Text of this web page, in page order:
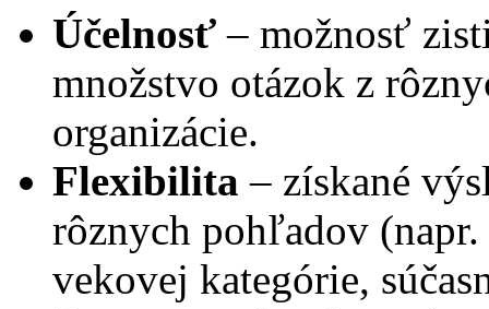
Účelnosť – možnosť
množstvo otázok z
organizácie.
Flexibilita – získané
rôznych pohľadov
vekovej kategórie,